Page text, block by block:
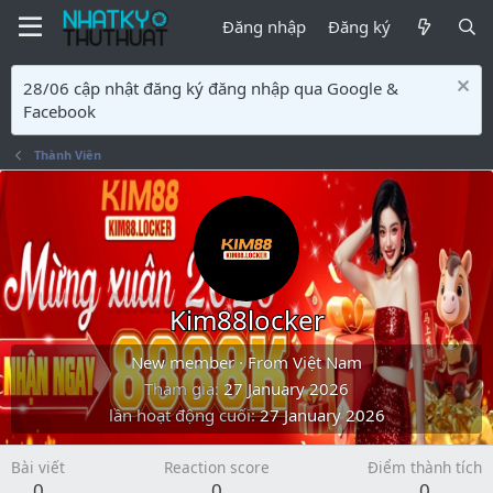
Đăng nhập Đăng ký
28/06 cập nhật đăng ký đăng nhập qua Google &
Facebook
Thành Viên
Kim88locker
New member ·FromViệt Nam
Tham gia 27 January 2026
lần hoạt động cuối 27 January 2026
Bài viết Reaction score Điểm thành tích